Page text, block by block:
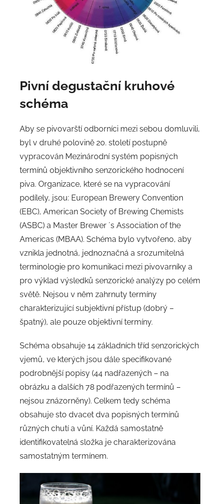
Pivní degustační kruhové
schéma
Aby se pivovarští odborníci mezi sebou domluvili,
byl v druhé polovině 20. století postupně
vypracován Mezinárodní systém popisných
termínů objektivního senzorického hodnocení
piva. Organizace, které se na vypracování
podílely, jsou: European Brewery Convention
(EBC), American Society of Brewing Chemists
(ASBC) a Master Brewer ´s Association of the
Americas (MBAA). Schéma bylo vytvořeno, aby
vznikla jednotná, jednoznačná a srozumitelná
terminologie pro komunikaci mezi pivovarníky a
pro výklad výsledků senzorické analýzy po celém
světě. Nejsou v něm zahrnuty termíny
charakterizující subjektivní přístup (dobrý –
špatný), ale pouze objektivní termíny.
Schéma obsahuje 14 základních tříd senzorických
vjemů, ve kterých jsou dále specifikované
podrobnější popisy (44 nadřazených – na
obrázku a dalších 78 podřazených termínů –
nejsou znázorněny). Celkem tedy schéma
obsahuje sto dvacet dva popisných termínů
různých chutí a vůní. Každá samostatně
identifikovatelná složka je charakterizována
samostatným termínem.